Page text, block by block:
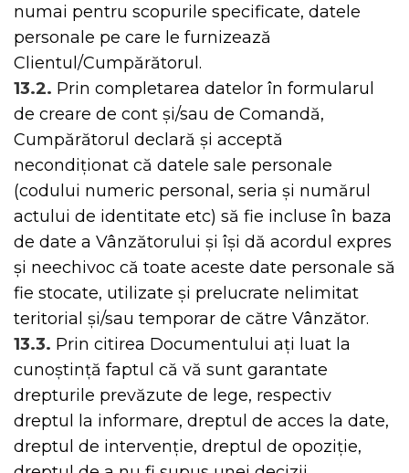
numai pentru scopurile specificate, datele
personale pe care le furnizează
Clientul/Cumpărătorul.
13.2. Prin completarea datelor în formularul
de creare de cont și/sau de Comandă,
Cumpărătorul declară și acceptă
necondiționat că datele sale personale
(codului numeric personal, seria și numărul
actului de identitate etc) să fie incluse în baza
de date a Vânzătorului și își dă acordul expres
și neechivoc că toate aceste date personale să
fie stocate, utilizate și prelucrate nelimitat
teritorial și/sau temporar de către Vânzător.
13.3. Prin citirea Documentului ați luat la
cunoștință faptul că vă sunt garantate
drepturile prevăzute de lege, respectiv
dreptul la informare, dreptul de acces la date,
dreptul de intervenție, dreptul de opoziție,